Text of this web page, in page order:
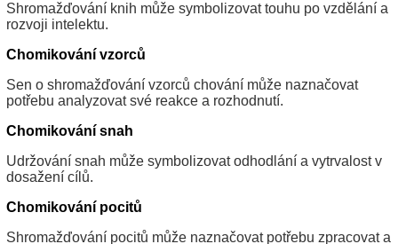
Shromažďování knih může symbolizovat touhu po vzdělání a
rozvoji intelektu.
Chomikování vzorců
Sen o shromažďování vzorců chování může naznačovat
potřebu analyzovat své reakce a rozhodnutí.
Chomikování snah
Udržování snah může symbolizovat odhodlání a vytrvalost v
dosažení cílů.
Chomikování pocitů
Shromažďování pocitů může naznačovat potřebu zpracovat a